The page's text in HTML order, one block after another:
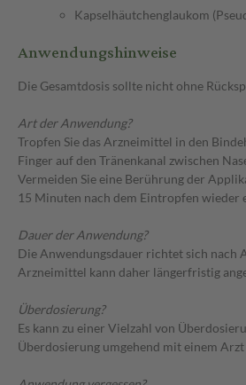
Kapselhäutchenglaukom
Anwendungshinweise
Die Gesamtdosis sollte nicht ohne
Art der Anwendung?
Tropfen Sie das Arzneimittel in den
Finger auf den Tränenkanal zwischen
Vermeiden Sie eine Berührung der
15 Minuten nach dem Eintropfen wieder
Dauer der Anwendung?
Die Anwendungsdauer richtet sich nach
Arzneimittel kann daher längerfristig
Überdosierung?
Es kann zu einer Vielzahl von
Überdosierung umgehend mit einem